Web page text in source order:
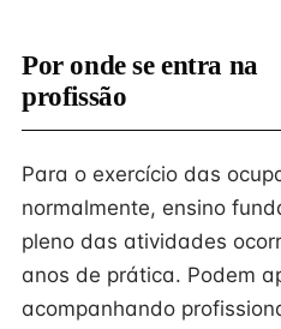
Por onde se entra na
profissão
Para o exercício das
normalmente, ensino
pleno das atividades
anos de prática. Podem
acompanhando